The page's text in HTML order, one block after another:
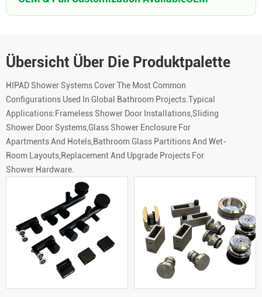
Übersicht Über Die Produktpalette
HIPAD Shower Systems Cover The Most Common
Configurations Used In Global Bathroom Projects.Typical
Applications:Frameless Shower Door Installations,Sliding
Shower Door Systems,Glass Shower Enclosure For
Apartments And Hotels,Bathroom Glass Partitions And Wet-
Room Layouts,Replacement And Upgrade Projects For
Shower Hardware.